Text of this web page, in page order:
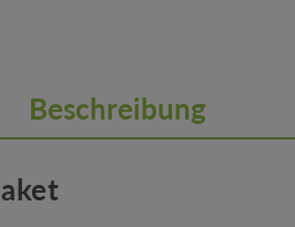
Beschreibung